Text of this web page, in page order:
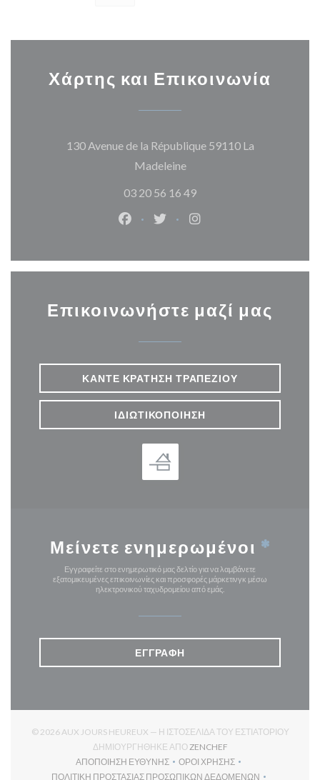
Χάρτης και Επικοινωνία
130 Avenue de la République 59110 La
Madeleine((ανοίγει σε νέο
03 20 56 16 49
Facebook ((ανοίγει σε νέο
Twitter ((ανοίγει σε νέο
Instagram ((ανοίγει
Επικοινωνήστε μαζί μας
ΚΆΝΤΕ ΚΡΆΤΗΣΗ ΤΡΑΠΕΖΙΟΎ
ΙΔΙΩΤΙΚΟΠΟΊΗΣΗ
Μείνετε ενημερωμένοι *
Εγγραφείτε στο ενημερωτικό μας δελτίο για να λαμβάνετε
εξατομικευμένες επικοινωνίες και προσφορές μάρκετινγκ μέσω
ηλεκτρονικού ταχυδρομείου από εμάς.
ΕΓΓΡΑΦΉ
© 2026 AUX JOURS HEUREUX — Η ΙΣΤΟΣΕΛΊΔΑ ΤΟΥ ΕΣΤΙΑΤΟΡΊΟΥ
ΔΗΜΙΟΥΡΓΉΘΗΚΕ ΑΠΌZENCHEF((ΑΝΟΊΓΕΙ ΣΕ ΝΈΟ
ΑΠΟΠΟΊΗΣΗ ΕΥΘΎΝΗΣ
((ΑΝΟΊΓΕΙ ΣΕ ΝΈΟ ΠΑΡΆΘΥΡΟ))
ΌΡΟΙ ΧΡΉΣΗΣ
((ΑΝΟΊΓΕΙ ΣΕ ΝΈΟ
ΠΟΛΙΤΙΚΉ ΠΡΟΣΤΑΣΊΑΣ ΠΡΟΣΩΠΙΚΏΝ ΔΕΔΟΜΈΝΩΝ